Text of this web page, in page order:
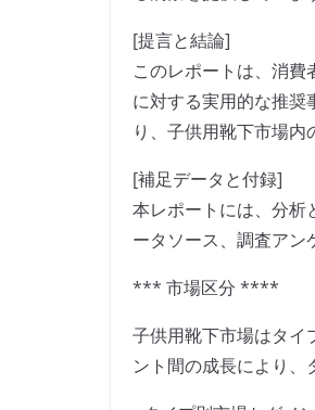
[提言と結論]
このレポートは、消
に対する実用的な推奨
り、子供用靴下市場内
[補足データと付録]
本レポートには、分析
ータソース、調査アン
*** 市場区分 ****
子供用靴下市場はタイ
ント間の成長により、